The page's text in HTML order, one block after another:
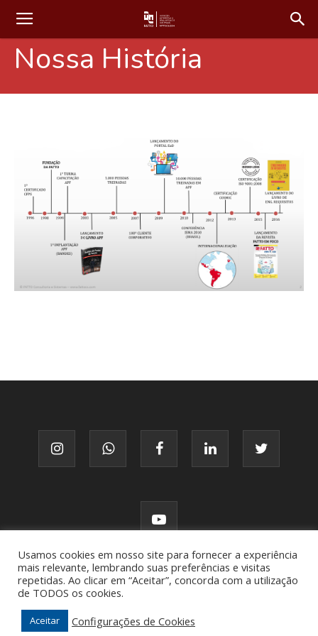
Nossa História
© FATTO, todos os direitos reservados.
Usamos cookies em nosso site para fornecer a experiência
mais relevante, lembrando suas preferências e visitas
repetidas. Ao clicar em “Aceitar”, concorda com a utilização
de TODOS os cookies.
Aceitar Configurações de Cookies